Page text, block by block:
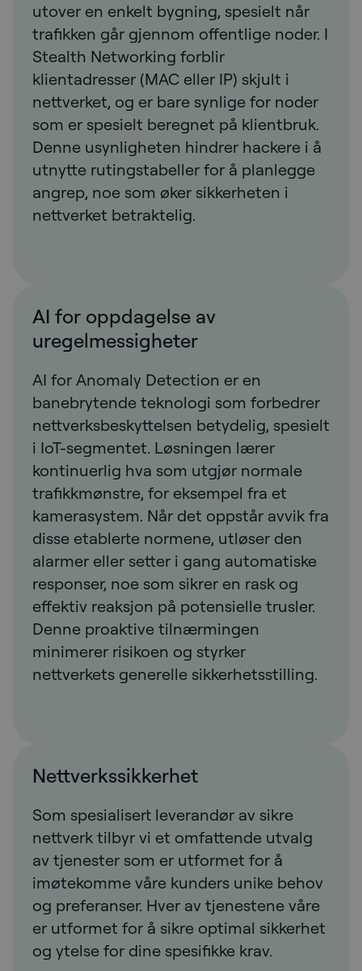
utover en enkelt bygning, spesielt når
trafikken går gjennom offentlige noder. I
Stealth Networking forblir
klientadresser (MAC eller IP) skjult i
nettverket, og er bare synlige for noder
som er spesielt beregnet på klientbruk.
Denne usynligheten hindrer hackere i å
utnytte rutingstabeller for å planlegge
angrep, noe som øker sikkerheten i
nettverket betraktelig.
AI for oppdagelse av
uregelmessigheter
AI for Anomaly Detection er en
banebrytende teknologi som forbedrer
nettverksbeskyttelsen betydelig, spesielt
i IoT-segmentet. Løsningen lærer
kontinuerlig hva som utgjør normale
trafikkmønstre, for eksempel fra et
kamerasystem. Når det oppstår avvik fra
disse etablerte normene, utløser den
alarmer eller setter i gang automatiske
responser, noe som sikrer en rask og
effektiv reaksjon på potensielle trusler.
Denne proaktive tilnærmingen
minimerer risikoen og styrker
nettverkets generelle sikkerhetsstilling.
Nettverkssikkerhet
Som spesialisert leverandør av sikre
nettverk tilbyr vi et omfattende utvalg
av tjenester som er utformet for å
imøtekomme våre kunders unike behov
og preferanser. Hver av tjenestene våre
er utformet for å sikre optimal sikkerhet
og ytelse for dine spesifikke krav.